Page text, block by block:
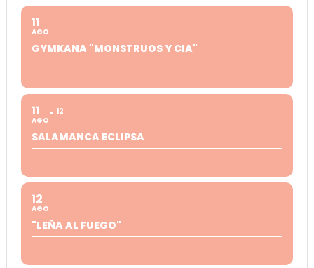
11
AGO
GYMKANA "MONSTRUOS Y CIA"
11
AGO
12
SALAMANCA ECLIPSA
12
AGO
"LEÑA AL FUEGO"